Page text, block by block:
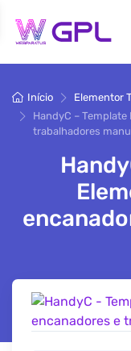
Início
Elementor
HandyC –
trabalhadores